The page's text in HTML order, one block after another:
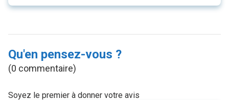
Qu'en pensez-vous ?
(0 commentaire)
Soyez le premier à donner votre avis